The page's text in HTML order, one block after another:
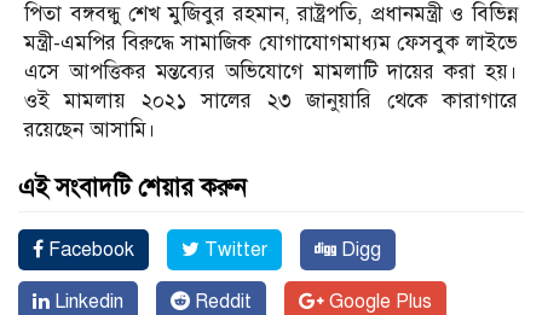
পিতা বঙ্গবন্ধু শেখ মুজিবুর রহমান, রাষ্ট্রপতি, প্রধানমন্ত্রী ও বিভিন্ন
মন্ত্রী-এমপির বিরুদ্ধে সামাজিক যোগাযোগমাধ্যম ফেসবুক লাইভে
এসে আপত্তিকর মন্তব্যের অভিযোগে মামলাটি দায়ের করা হয়।
ওই মামলায় ২০২১ সালের ২৩ জানুয়ারি থেকে কারাগারে
রয়েছেন আসামি।
এই সংবাদটি শেয়ার করুন
Facebook Twitter Digg
Linkedin Reddit Google Plus